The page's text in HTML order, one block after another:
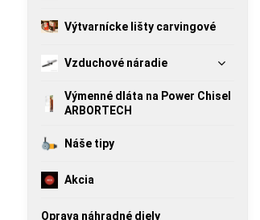
Výtvarnícke lišty carvingové
Vzduchové náradie
Výmenné dláta na Power Chisel
ARBORTECH
Náše tipy
Akcia
Oprava náhradné diely